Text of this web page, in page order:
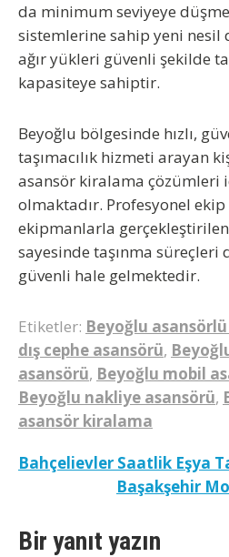
da minimum seviyeye
sistemlerine sahip yeni nesil
ağır yükleri güvenli şekilde
kapasiteye sahiptir.
Beyoğlu bölgesinde hızlı,
taşımacılık hizmeti arayan
asansör kiralama çözümleri
olmaktadır. Profesyonel
ekipmanlarla gerçekleştirilen
sayesinde taşınma süreçleri
güvenli hale gelmektedir.
Etiketler: Beyoğlu asansörlü
dış cephe asansörü,
asansörü, Beyoğlu mobil
Beyoğlu nakliye asansörü,
asansör kiralama
Yazı
gezinmesi
Bahçelievler Saatlik Eşya
Başakşehir
Bir yanıt yazın